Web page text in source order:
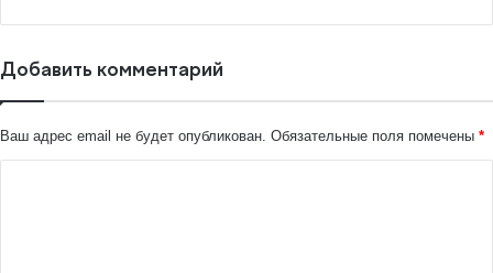
Добавить комментарий
Ваш адрес email не будет опубликован. Обязательные поля помечены *